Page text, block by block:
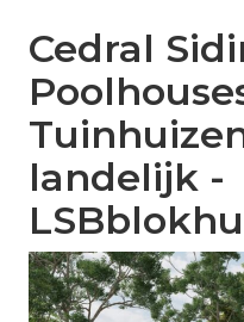
Cedral
landelijk -